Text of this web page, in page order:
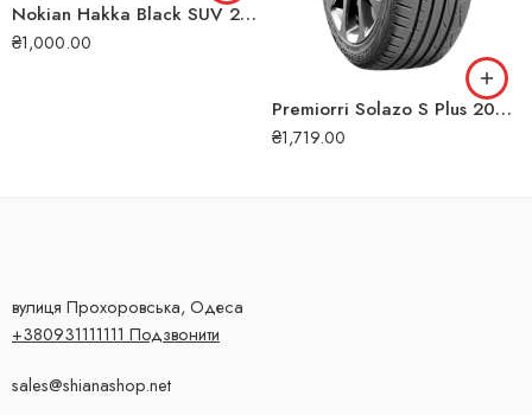
Nokian Hakka Black SUV 255/60 R18 112V XL літня шина
₴1,000.00
Premiorri Solazo S Plus 205/55 R16 94W літня шина
₴1,719.00
вулиця Прохоровська, Одеса
+380931111111 Подзвонити
sales@shianashop.net